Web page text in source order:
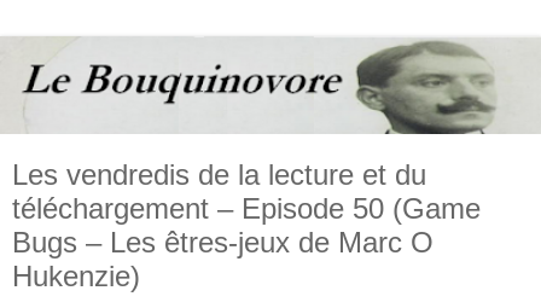
Les vendredis de la lecture et du
téléchargement – Episode 50 (Game
Bugs – Les êtres-jeux de Marc O
Hukenzie)